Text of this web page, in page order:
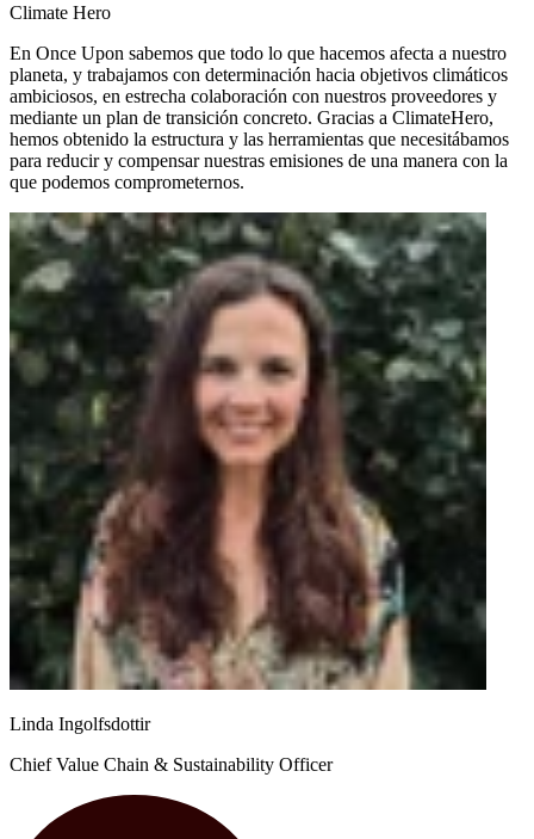
Climate Hero
En Once Upon sabemos que todo lo que hacemos afecta a nuestro
planeta, y trabajamos con determinación hacia objetivos climáticos
ambiciosos, en estrecha colaboración con nuestros proveedores y
mediante un plan de transición concreto. Gracias a ClimateHero,
hemos obtenido la estructura y las herramientas que necesitábamos
para reducir y compensar nuestras emisiones de una manera con la
que podemos comprometernos.
Linda Ingolfsdottir
Chief Value Chain & Sustainability Officer